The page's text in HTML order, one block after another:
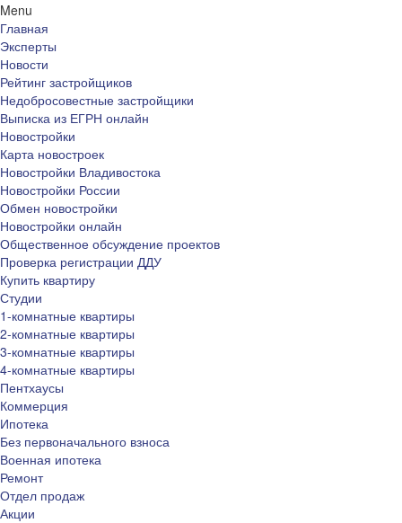
Menu
Главная
Эксперты
Новости
Рейтинг застройщиков
Недобросовестные застройщики
Выписка из ЕГРН онлайн
Новостройки
Карта новостроек
Новостройки Владивостока
Новостройки России
Обмен новостройки
Новостройки онлайн
Общественное обсуждение проектов
Проверка регистрации ДДУ
Купить квартиру
Студии
1-комнатные квартиры
2-комнатные квартиры
3-комнатные квартиры
4-комнатные квартиры
Пентхаусы
Коммерция
Ипотека
Без первоначального взноса
Военная ипотека
Ремонт
Отдел продаж
Акции